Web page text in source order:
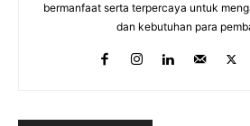
bermanfaat serta terpercaya untuk
dan kebutuhan para